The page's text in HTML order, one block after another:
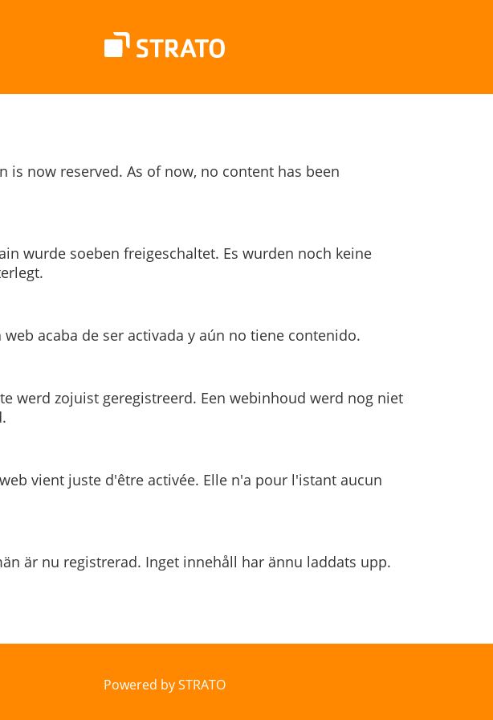
is now reserved. As of now, no content has been
wurde soeben freigeschaltet. Es wurden noch keine
web acaba de ser activada y aún no tiene contenido.
werd zojuist geregistreerd. Een webinhoud werd nog niet
vient juste d'être activée. Elle n'a pour l'istant aucun
är nu registrerad. Inget innehåll har ännu laddats upp.
Powered by STRATO